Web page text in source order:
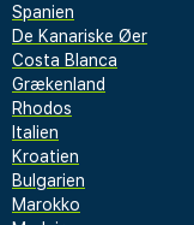
Spanien
De Kanariske Øer
Costa Blanca
Grækenland
Rhodos
Italien
Kroatien
Bulgarien
Marokko